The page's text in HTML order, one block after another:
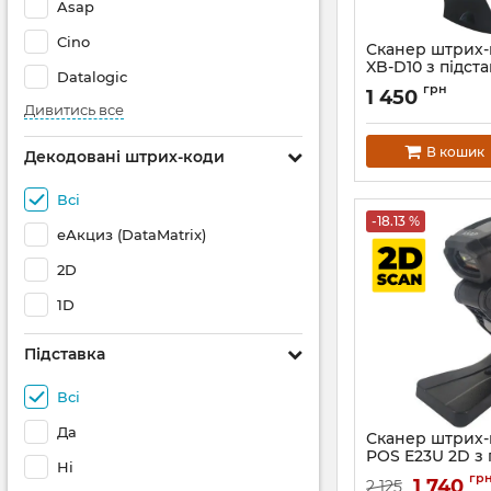
Asap
Cino
Datalogic
Дивитись все
Декодовані штрих-коди
Всі
еАкциз (DataMatrix)
2D
1D
Підставка
Всі
Да
Ні
Сканер штрих-
XB-D10 з
Артикул:
1 450 грн
В кошик
-18.13 %
Сканер штрих-
POS E23U 2D з
Артикул: 1271
2 125